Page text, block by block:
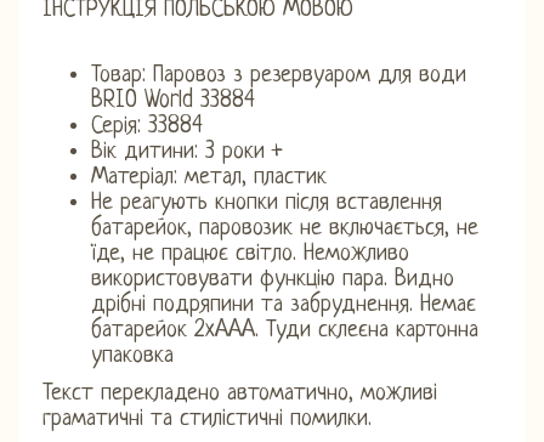
ІНСТРУКЦІЯ ПОЛЬСЬКОЮ МОВОЮ
Товар: Паровоз з резервуаром для води
BRIO World 33884
Серія: 33884
Вік дитини: 3 роки +
Матеріал: метал, пластик
Не реагують кнопки після вставлення
батарейок, паровозик не включається, не
їде, не працює світло. Неможливо
використовувати функцію пара. Видно
дрібні подряпини та забруднення. Немає
батарейок 2xAAA. Туди склеєна картонна
упаковка
Текст перекладено автоматично, можливі
граматичні та стилістичні помилки.